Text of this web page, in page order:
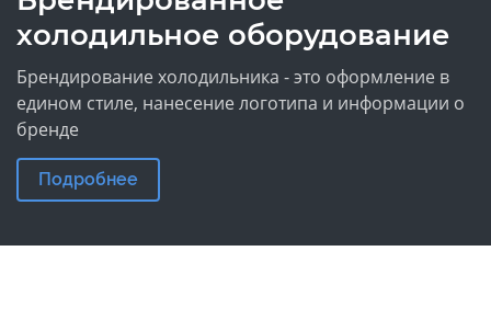
холодильное оборудование
Брендирование холодильника - это оформление в
едином стиле, нанесение логотипа и информации о
бренде
Подробнее